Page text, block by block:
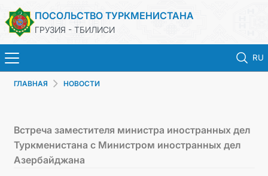
ПОСОЛЬСТВО ТУРКМЕНИСТАНА
ГРУЗИЯ - ТБИЛИСИ
RU
ТУРКМЕНИСТАН
ГЛАВНАЯ НОВОСТИ
Встреча заместителя министра иностранных дел
Туркменистана с Министром иностранных дел
Азербайджана